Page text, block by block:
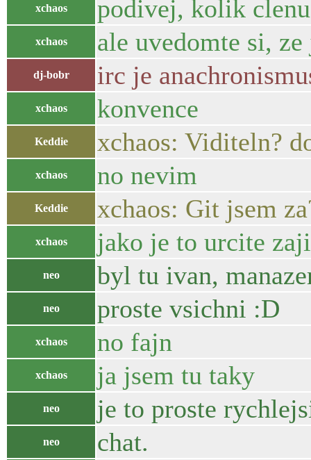
xchaos podivej, kolik
xchaos ale uvedomte si,
dj-bobr irc je
xchaos konvence
Keddie xchaos: Viditeln?
xchaos no nevim
Keddie xchaos: Git jsem
xchaos jako je to urcite
neo byl tu ivan,
neo proste vsichni :D
xchaos no fajn
xchaos ja jsem tu taky
neo je to proste
neo chat.